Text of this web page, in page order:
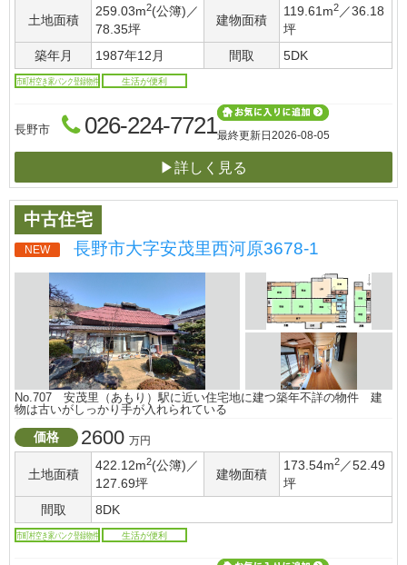
土地面積
259.03m2(公簿)／
78.35坪
建物面積
119.61m2 ／36.18
坪
築年月
1987年12月 間取 5DK
市町村空き家バンク登録物件 生活が便利
長野市 026-224-7721最終更新日 2026-08-05
▶詳しく見る
中古住宅
NEW 長野市大字安茂里西河原3678-1
No.707 安茂里（あもり）駅に近い住宅地に建つ築年不詳の物件 建
物は古いがしっかり手が入れられている
価格 2600 万円
土地面積
422.12m2(公簿)／
127.69坪
建物面積
173.54m2 ／52.49
坪
間取
8DK
市町村空き家バンク登録物件 生活が便利